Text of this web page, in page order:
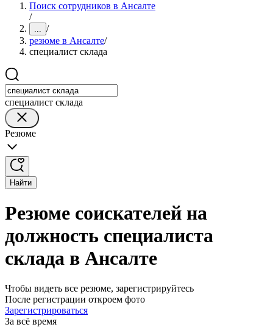
Поиск сотрудников в Ансалте
/
... /
резюме в Ансалте/
специалист склада
специалист склада
Резюме
Найти
Резюме соискателей на
должность специалиста
склада в Ансалте
Чтобы видеть все резюме, зарегистрируйтесь
После регистрации откроем фото
Зарегистрироваться
За всё время